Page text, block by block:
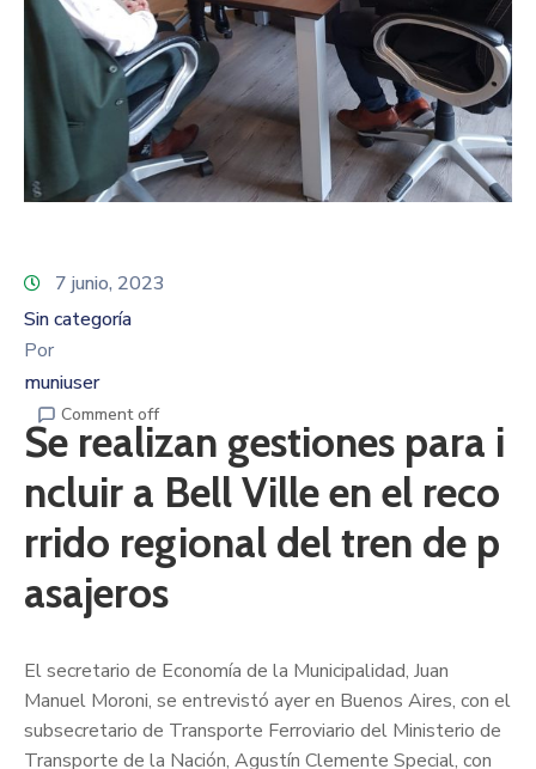
7 junio, 2023
Sin categoría
Por
muniuser
Comment off
Se realizan gestiones para i
ncluir a Bell Ville en el reco
rrido regional del tren de p
asajeros
El secretario de Economía de la Municipalidad, Juan
Manuel Moroni, se entrevistó ayer en Buenos Aires, con el
subsecretario de Transporte Ferroviario del Ministerio de
Transporte de la Nación, Agustín Clemente Special, con